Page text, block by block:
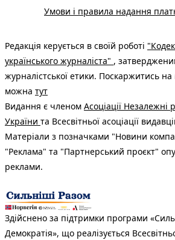
Умови і правила надання
Редакція керується в своїй роботі
українського журналіста" ,
журналістської етики. Поскаржитись на
можна тут
Видання є членом Асоціації Незалежні
України та Всесвітньої асоціації
Матеріали з позначками "Новини
"Реклама" та "Партнерський проєкт"
реклами.
Здійснено за підтримки програми
Демократія», що реалізується